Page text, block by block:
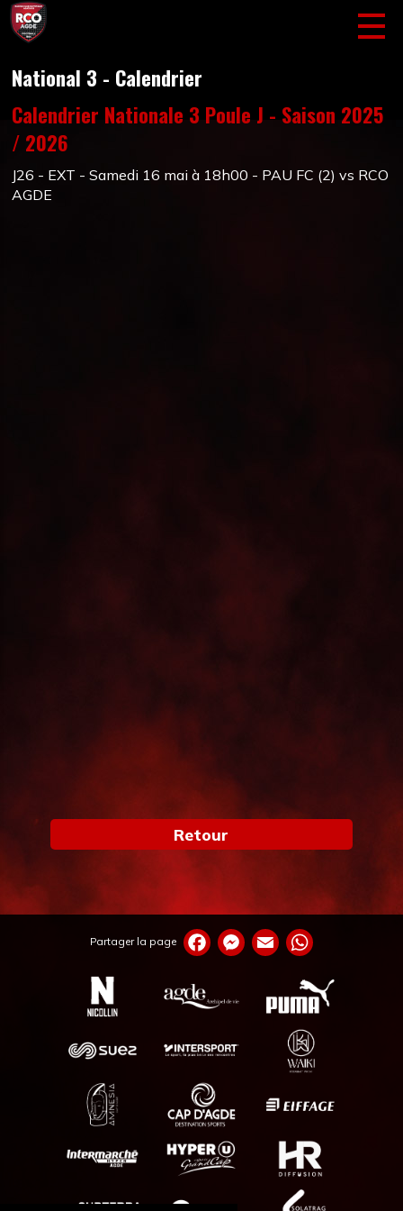
National 3 - Calendrier
Calendrier Nationale 3 Poule J - Saison 2025
/ 2026
J26 - EXT - Samedi 16 mai à 18h00 - PAU FC (2) vs RCO
AGDE
Retour
Partager la page